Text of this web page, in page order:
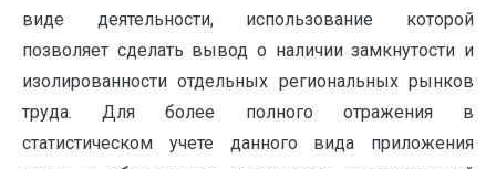
виде деятельности, использование которой
позволяет сделать вывод о наличии замкнутости и
изолированности отдельных региональных рынков
труда. Для более полного отражения в
статистическом учете данного вида приложения